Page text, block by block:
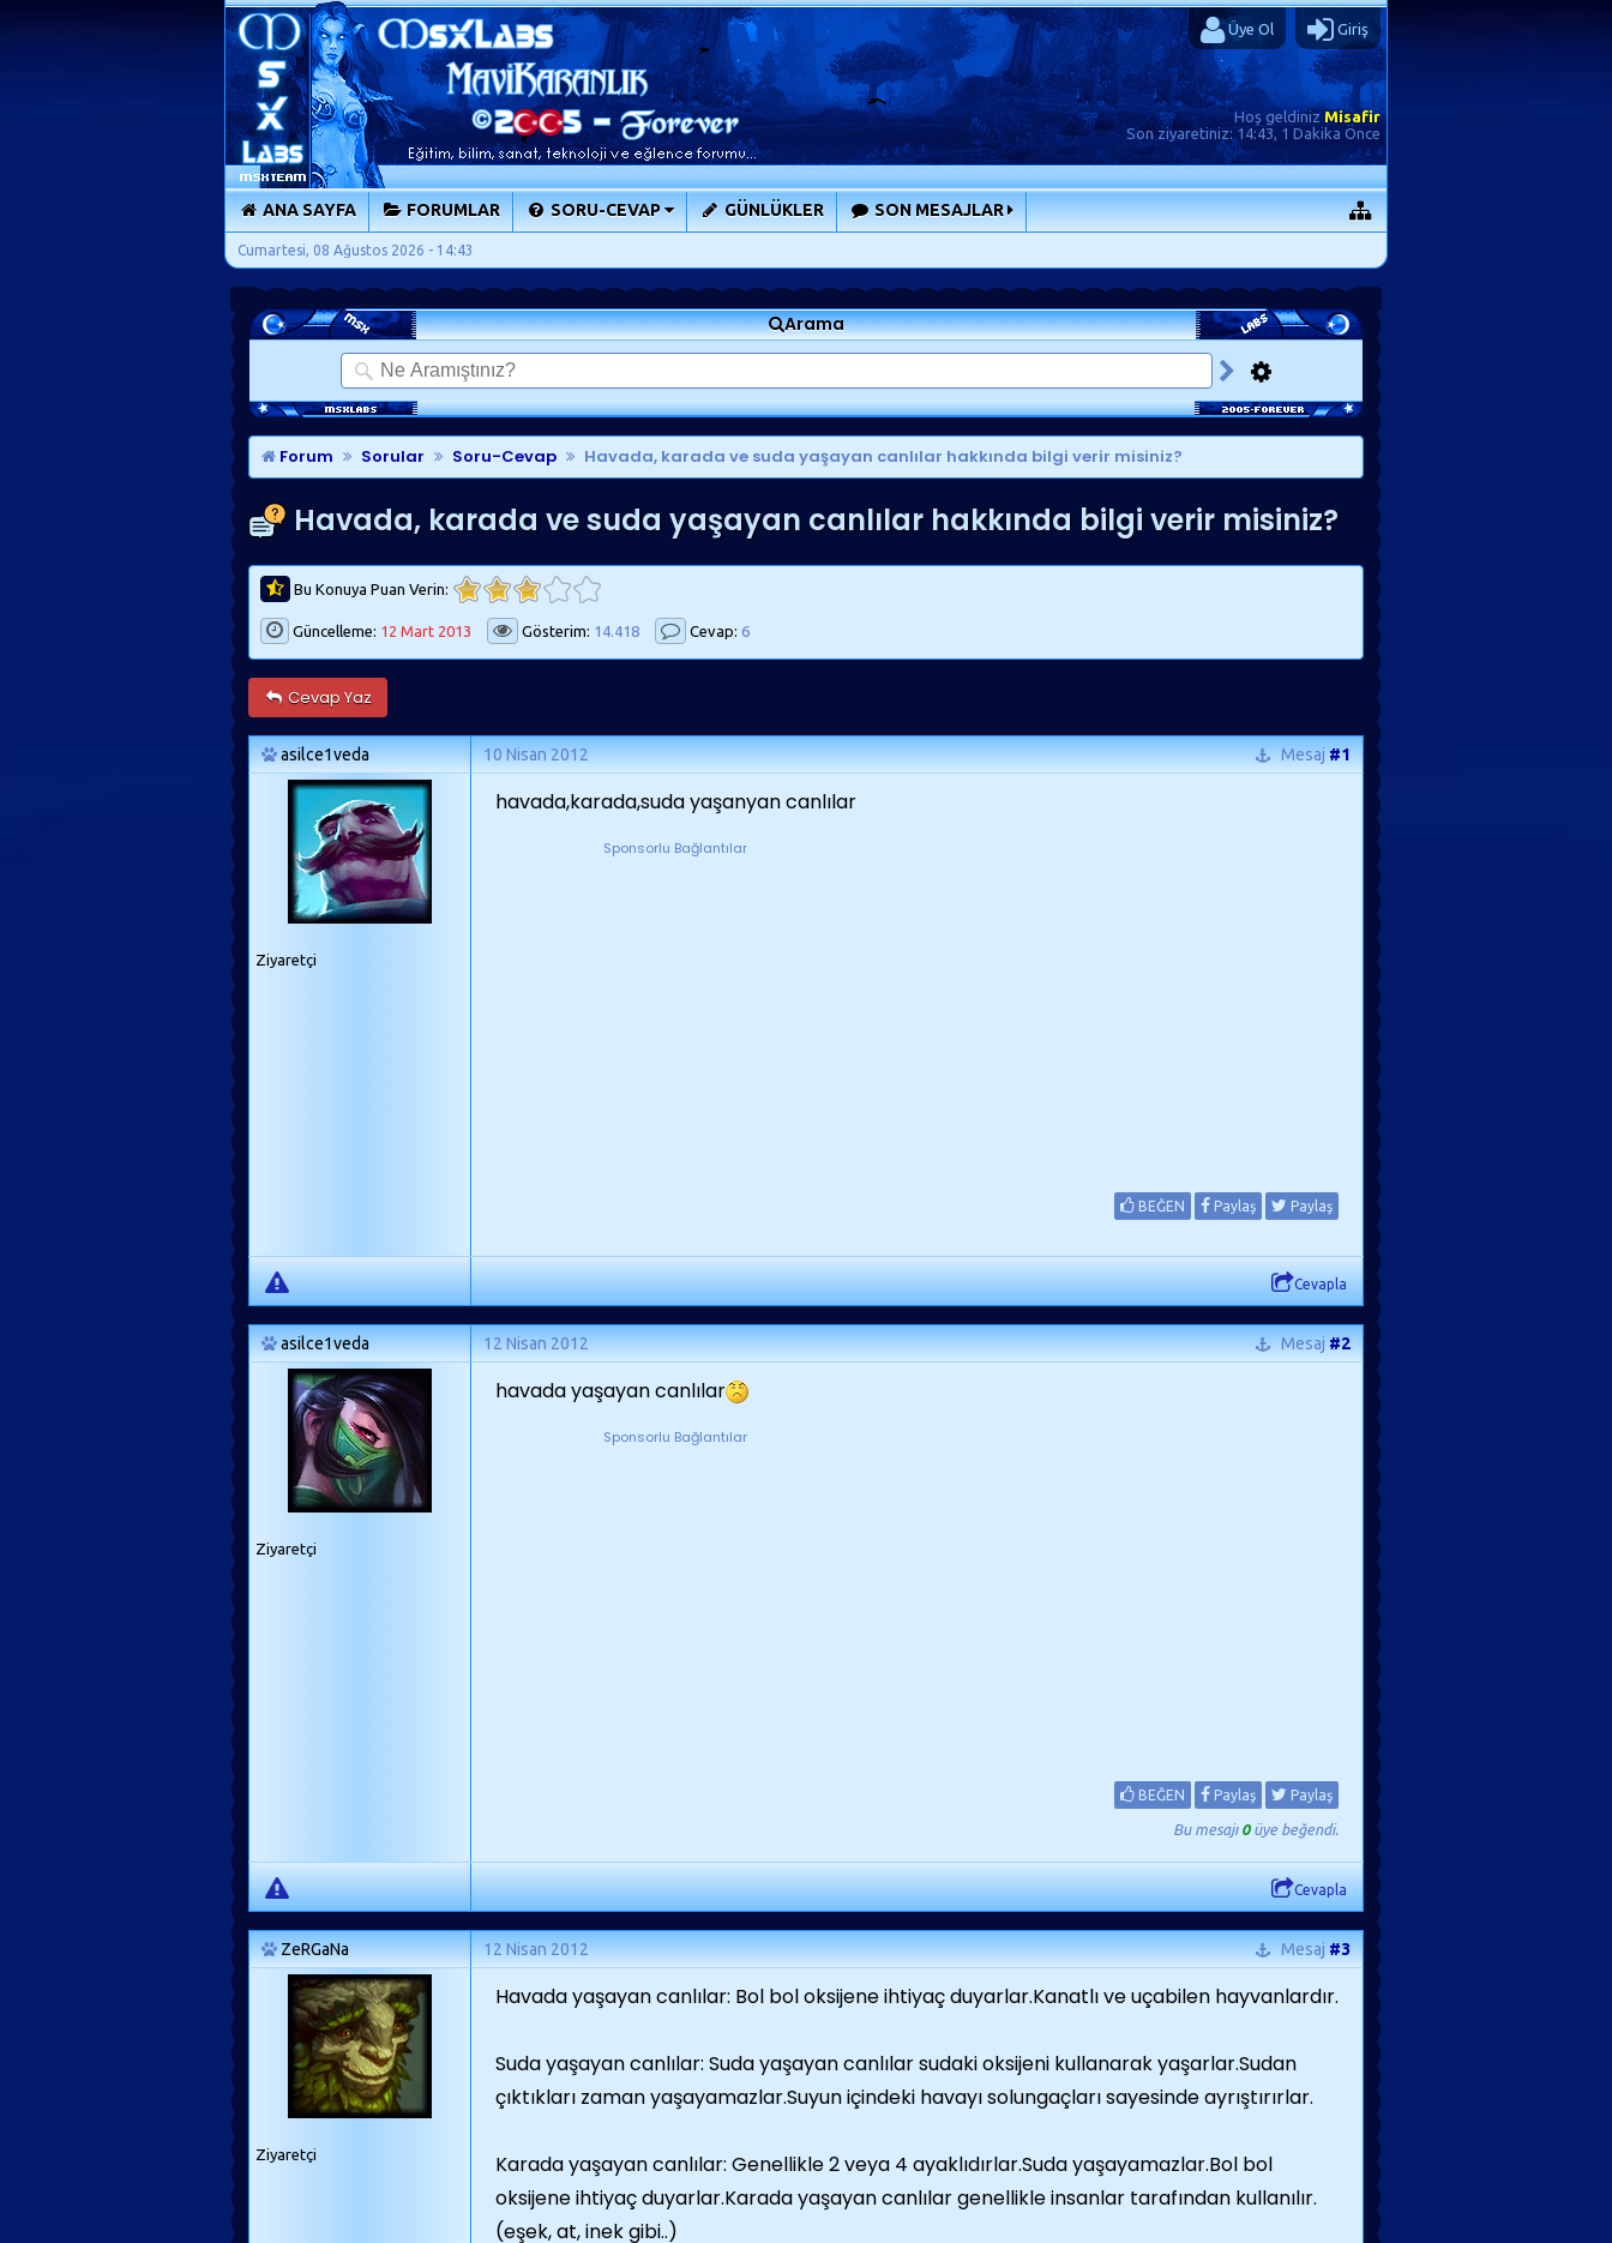
Üye Ol Giriş
Hoş geldiniz Misafir
Son ziyaretiniz:14:43, 1 Dakika Önce
ANA SAYFA FORUMLAR SORU-CEVAP GÜNLÜKLER SON MESAJLAR
Cumartesi, 08 Ağustos 2026 - 14:43
Arama
Forum Sorular Soru-Cevap Havada, karada ve suda yaşayan canlılar hakkında bilgi verir misiniz?
Havada, karada ve suda yaşayan canlılar hakkında bilgi verir misiniz?
Bu Konuya Puan Verin:
Güncelleme: 12 Mart 2013 Gösterim: 14.418 Cevap: 6
Cevap Yaz
asilce1veda 10 Nisan 2012 Mesaj#1
Ziyaretçi
havada,karada,suda yaşanyan canlılar
Sponsorlu Bağlantılar
BEĞEN Paylaş Paylaş
Cevapla
asilce1veda 12 Nisan 2012 Mesaj#2
Ziyaretçi
havada yaşayan canlılar
Sponsorlu Bağlantılar
BEĞEN Paylaş Paylaş
Bu mesajı 0üye beğendi.
Cevapla
ZeRGaNa 12 Nisan 2012 Mesaj#3
Ziyaretçi
Havada yaşayan canlılar: Bol bol oksijene ihtiyaç duyarlar.Kanatlı ve uçabilen hayvanlardır.
Suda yaşayan canlılar: Suda yaşayan canlılar sudaki oksijeni kullanarak yaşarlar.Sudan
çıktıkları zaman yaşayamazlar.Suyun içindeki havayı solungaçları sayesinde ayrıştırırlar.
Karada yaşayan canlılar: Genellikle 2 veya 4 ayaklıdırlar.Suda yaşayamazlar.Bol bol
oksijene ihtiyaç duyarlar.Karada yaşayan canlılar genellikle insanlar tarafından kullanılır.
(eşek, at, inek gibi..)